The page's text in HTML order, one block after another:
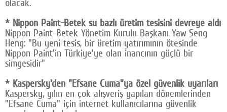
olacak.
* Nippon Paint-Betek su bazlı üretim tesisini devreye aldı
Nippon Paint-Betek Yönetim Kurulu Başkanı Yaw Seng
Heng: "Bu yeni tesis, bir üretim yatırımının ötesinde
Nippon Paint'in Türkiye'ye olan inancının güçlü bir
simgesidir"
* Kaspersky'den "Efsane Cuma"ya özel güvenlik uyarıları
Kaspersky, yılın en çok alışveriş yapılan dönemlerinden
"Efsane Cuma" için internet kullanıcılarına güvenlik